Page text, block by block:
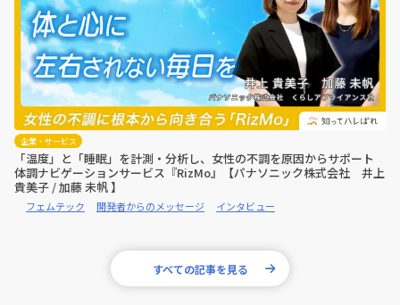
企業・サービス
「温度」と「睡眠」を計測・分析し、女性の不調を原因からサポート
体調ナビゲーションサービス『RizMo』【パナソニック株式会社 井上
貴美子 / 加藤 未帆 】
フェムテック 開発者からのメッセージ インタビュー
すべての記事を見る